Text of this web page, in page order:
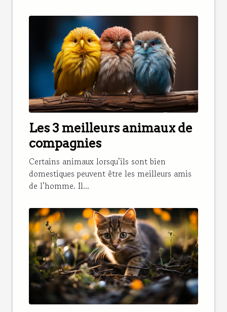
Les 3 meilleurs animaux de
compagnies
Certains animaux lorsqu’ils sont bien
domestiques peuvent être les meilleurs amis
de l’homme. Il...